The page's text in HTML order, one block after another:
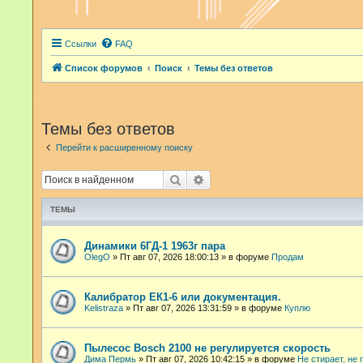
Ссылки FAQ
Список форумов Поиск Темы без ответов
Темы без ответов
Перейти к расширенному поиску
Поиск
ТЕМЫ
Динамики 6ГД-1 1963г пара
OlegO » Пт авг 07, 2026 18:00:13 » в форуме Продам
Калибратор ЕК1-6 или документация.
Kelistraza » Пт авг 07, 2026 13:31:59 » в форуме Куплю
Пылесос Bosch 2100 не регулируется скорость
Дима Пермь » Пт авг 07, 2026 10:42:15 » в форуме Не стирает, не